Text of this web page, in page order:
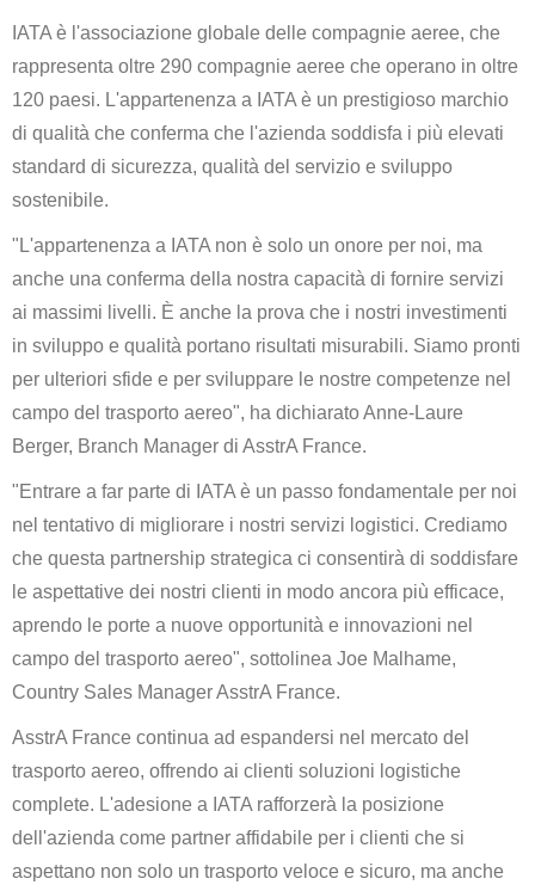
IATA è l'associazione globale delle compagnie aeree, che
rappresenta oltre 290 compagnie aeree che operano in oltre
120 paesi. L'appartenenza a IATA è un prestigioso marchio
di qualità che conferma che l'azienda soddisfa i più elevati
standard di sicurezza, qualità del servizio e sviluppo
sostenibile.
"L'appartenenza a IATA non è solo un onore per noi, ma
anche una conferma della nostra capacità di fornire servizi
ai massimi livelli. È anche la prova che i nostri investimenti
in sviluppo e qualità portano risultati misurabili. Siamo pronti
per ulteriori sfide e per sviluppare le nostre competenze nel
campo del trasporto aereo", ha dichiarato Anne-Laure
Berger, Branch Manager di AsstrA France.
"Entrare a far parte di IATA è un passo fondamentale per noi
nel tentativo di migliorare i nostri servizi logistici. Crediamo
che questa partnership strategica ci consentirà di soddisfare
le aspettative dei nostri clienti in modo ancora più efficace,
aprendo le porte a nuove opportunità e innovazioni nel
campo del trasporto aereo", sottolinea Joe Malhame,
Country Sales Manager AsstrA France.
AsstrA France continua ad espandersi nel mercato del
trasporto aereo, offrendo ai clienti soluzioni logistiche
complete. L'adesione a IATA rafforzerà la posizione
dell'azienda come partner affidabile per i clienti che si
aspettano non solo un trasporto veloce e sicuro, ma anche